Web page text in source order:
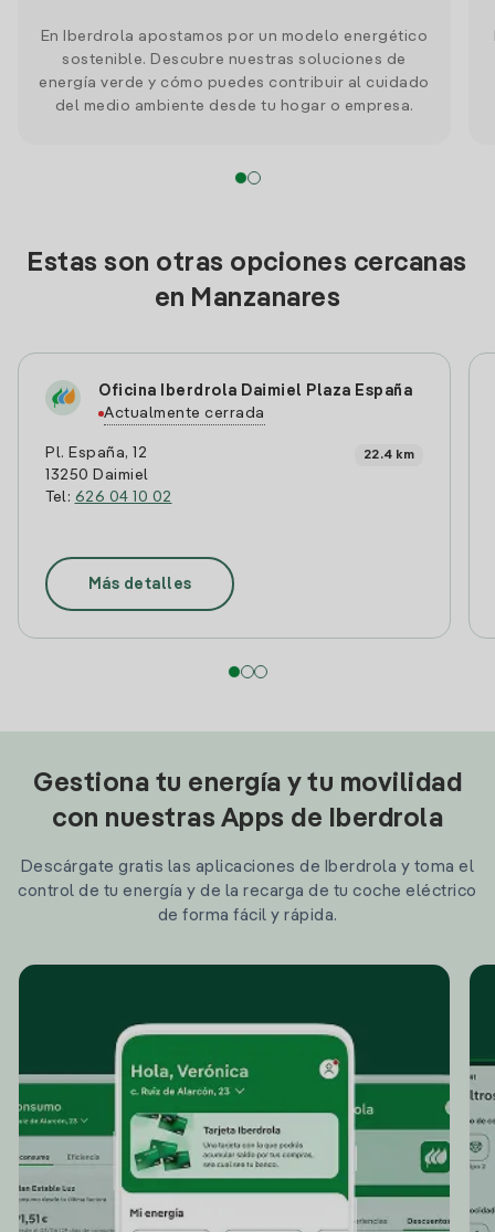
En Iberdrola apostamos por un modelo energético
sostenible. Descubre nuestras soluciones de
energía verde y cómo puedes contribuir al cuidado
del medio ambiente desde tu hogar o empresa.
Estas son otras opciones cercanas
en Manzanares
Oficina Iberdrola Daimiel Plaza España
Actualmente cerrada
Pl. España, 12
13250 Daimiel
Tel: 626 04 10 02
22.4 km
Más detalles
Gestiona tu energía y tu movilidad
con nuestras Apps de Iberdrola
Descárgate gratis las aplicaciones de Iberdrola y toma el
control de tu energía y de la recarga de tu coche eléctrico
de forma fácil y rápida.